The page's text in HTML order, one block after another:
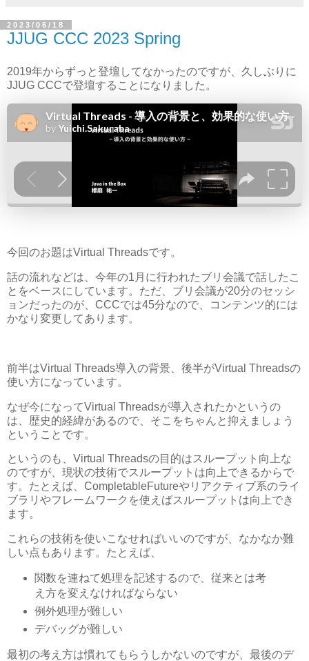
2023/06/18
JJUG CCC 2023 Spring
2019年からずっと登壇してなかったのですが、久しぶりに
JJUG CCCで登壇することになりました。
今回のお題はVirtual Threadsです。
話の流れなどは、今年の1月に行われたブリ会議で話したこ
とをベースにしています。ただ、ブリ会議が20分のセッシ
ョンだったのが、CCCでは45分なので、コンテンツ的には
かなり変更してあります。
前半はVirtual Threads導入の背景、後半がVirtual Threadsの
使い方になっています。
なぜ今になってVirtual Threadsが導入されたかというの
は、歴史的経緯があるので、そこをちゃんと抑えましょう
ということです。
というのも、Virtual Threadsの目的はスループット向上な
のですが、現状の技術でスループットは向上できるからで
す。たとえば、CompletableFutureやリアクティブ系のライ
ブラリやフレームワークを使えばスループットは向上でき
ます。
これらの技術を使いこなせればいいのですが、なかなか難
しい点もあります。たとえば、
関数を連ねて処理を記述するので、従来とは考
え方を変えなければならない
例外処理が難しい
デバッグが難しい
最初の考え方は慣れてもらうしかないのですが、最後のデ